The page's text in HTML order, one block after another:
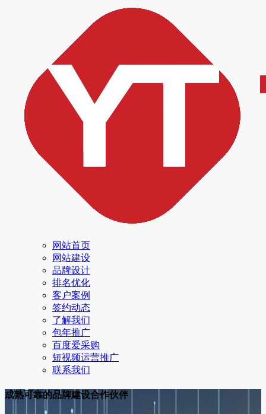
网站首页
网站建设
品牌设计
排名优化
客户案例
签约动态
了解我们
包年推广
百度爱采购
短视频运营推广
联系我们
成熟可靠的品牌建设合作伙伴